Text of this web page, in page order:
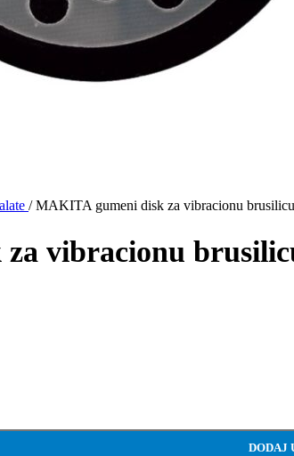
/ MAKITA gumeni disk za vibracionu
vibracionu
8 količina
DODAJ